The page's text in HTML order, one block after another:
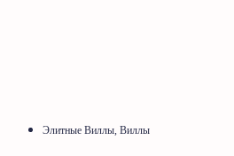
Элитные Виллы, Виллы